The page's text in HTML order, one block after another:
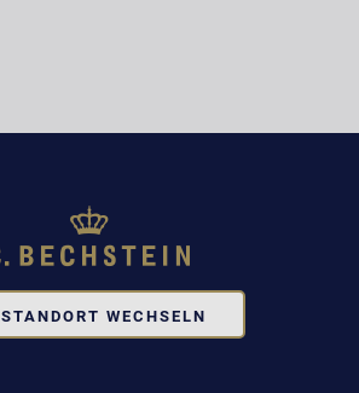
STANDORT WECHSELN